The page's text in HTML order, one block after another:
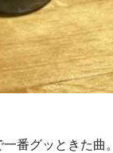
番グッときた曲。